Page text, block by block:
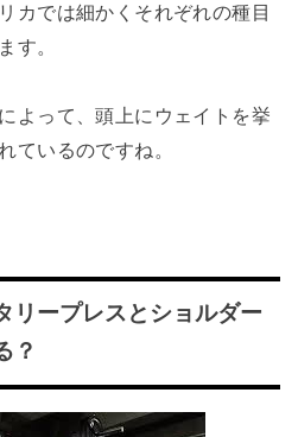
カでは細かくそれぞれの種目
す。
よって、頭上にウェイトを挙
ているのですね。
リープレスとショルダー
？